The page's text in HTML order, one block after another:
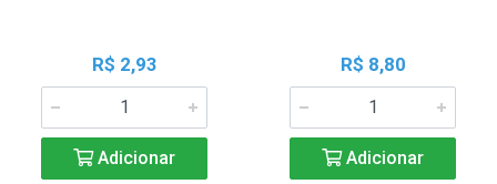
R$ 2,93
Adicionar
R$ 8,80
Adicionar